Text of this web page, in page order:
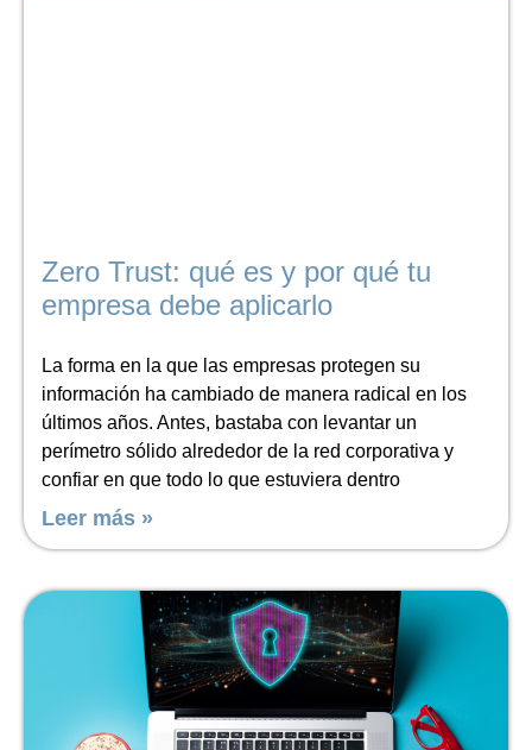
Zero Trust: qué es y por qué tu
empresa debe aplicarlo
La forma en la que las empresas protegen su
información ha cambiado de manera radical en los
últimos años. Antes, bastaba con levantar un
perímetro sólido alrededor de la red corporativa y
confiar en que todo lo que estuviera dentro
Leer más »